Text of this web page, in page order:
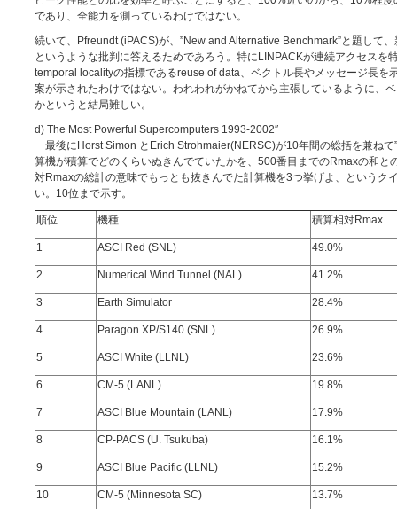
であり、全能力を測っているわけではない。
続いて、Pfreundt (iPACS)が、”New and Alternative Benchmark”と題して
というような批判に答えるためであろう。特にLINPACKが連続アクセス
temporal localityの指標であるreuse of data、ベクトル長やメッセージ長
案が示されたわけではない。われわれがかねてから主張しているように、
かというと結局難しい。
d) The Most Powerful Supercomputers 1993-2002″
最後にHorst Simon とErich Strohmaier(NERSC)が10年間の総括を兼ね
算機が積算でどのくらいぬきんでていたかを、500番目までのRmaxの和
対Rmaxの総計の意味でもっとも抜きんでた計算機を3つ挙げよ、という
い。10位まで示す。
順位 機種 積算相対Rmax
1 ASCI Red (SNL) 49.0%
2 Numerical Wind Tunnel (NAL) 41.2%
3 Earth Simulator 28.4%
4 Paragon XP/S140 (SNL) 26.9%
5 ASCI White (LLNL) 23.6%
6 CM-5 (LANL) 19.8%
7 ASCI Blue Mountain (LANL) 17.9%
8 CP-PACS (U. Tsukuba) 16.1%
9 ASCI Blue Pacific (LLNL) 15.2%
10 CM-5 (Minnesota SC) 13.7%